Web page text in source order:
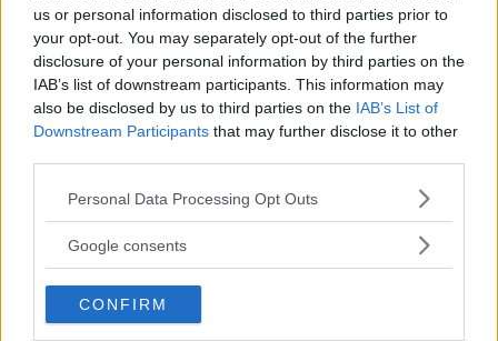
us or personal information disclosed to third parties prior to
your opt-out. You may separately opt-out of the further
disclosure of your personal information by third parties on the
IAB’s list of downstream participants. This information may
also be disclosed by us to third parties on the IAB’s List of
Downstream Participants that may further disclose it to other
Please note that this website/app uses one or more Google
not limited to your visit or usage behaviour. You may click to
use your data for below specified purposes in below Google
consent section.
Personal Data Processing Opt Outs
Google consents
CONFIRM